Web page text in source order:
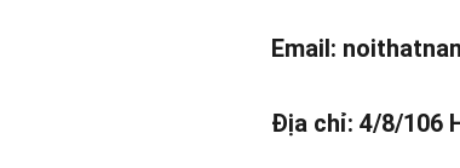
Email:
Địa chỉ: 4/8/106